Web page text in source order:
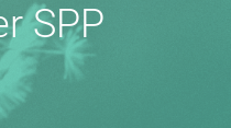
SPP